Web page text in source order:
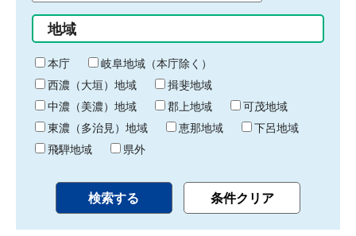
始
り
間
終
わ
り
地域
本庁
岐阜地域（本庁除く）
西濃（大垣）地域
揖斐地域
中濃（美濃）地域
郡上地域
可茂地域
東濃（多治見）地域
恵那地域
下呂地域
飛騨地域
県外